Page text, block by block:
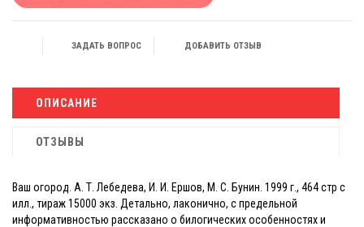
ЗАДАТЬ ВОПРОС ДОБАВИТЬ ОТЗЫВ
ОПИСАНИЕ
ОТЗЫВЫ
Ваш огород. А. Т. Лебедева, И. И. Ершов, М. С. Бунин. 1999 г., 464 стр с
илл., тираж 15000 экз. Детально, лаконично, с предельной
информативностью рассказано о билогических особенностях и